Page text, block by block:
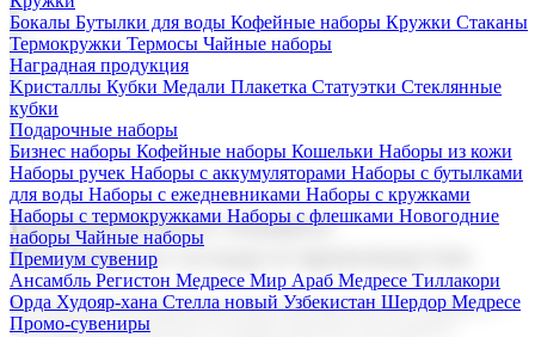
Бокалы Бутылки для воды Кофейные наборы Кружки Стаканы
Термокружки Термосы Чайные наборы
Наградная продукция
Kристаллы Кубки Медали Плакетка Статуэтки Стеклянные
кубки
Подарочные наборы
Бизнес наборы Кофейные наборы Кошельки Наборы из кожи
Наборы ручек Наборы с аккумуляторами Наборы с бутылками
для воды Наборы с ежедневниками Наборы с кружками
Наборы с термокружками Наборы с флешками Новогодние
наборы Чайные наборы
Премиум сувенир
Ансамбль Регистон Медресе Мир Араб Медресе Тиллакори
Орда Худояр-хана Стелла новый Узбекистан Шердор Медресе
Промо-сувениры
Корпоративные подарки
Поставка со склада и производство
Мы предлагаем широкий выбор корпоративных подарков и
сувениров с логотипом. В нашем каталоге вы найдете